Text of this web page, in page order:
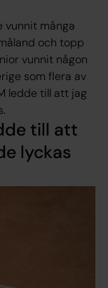
vunnit många
och topp
vunnit någon
som flera av
ledde till att jag
till att
lyckas